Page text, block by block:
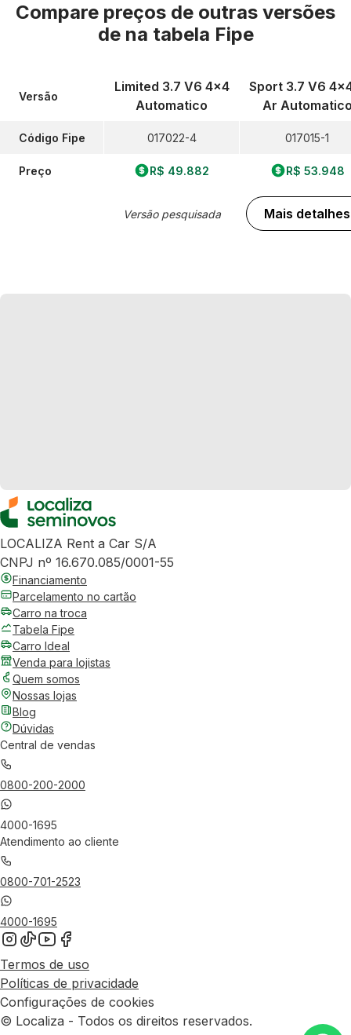
Compare preços de outras versões
de na tabela Fipe
Versão
Código Fipe
Preço
Limited 3.7 V6 4x4
Automatico
017022-4
R$ 49.882
Versão pesquisada
Sport 3.7 V6
Ar
017015-1
R$ 53.948
Mais detalhes
LOCALIZA Rent a Car S/A
CNPJ nº 16.670.085/0001-55
Financiamento
Parcelamento no cartão
Carro na troca
Tabela Fipe
Carro Ideal
Venda para lojistas
Quem somos
Nossas lojas
Blog
Dúvidas
Central de vendas
0800-200-2000
4000-1695
Atendimento ao cliente
0800-701-2523
4000-1695
Termos de uso
Políticas de privacidade
Configurações de cookies
© Localiza - Todos os direitos reservados.